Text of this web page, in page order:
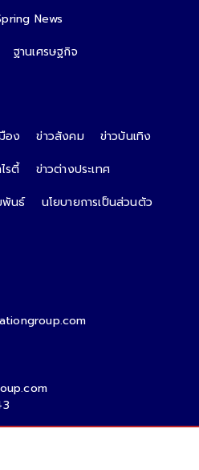
News
ฐานเศรษฐกิจ
อง ข่าวสังคม
ข่าวบันเทิง
รตี้
ข่าวต่างประเทศ
พันธ์ นโยบายการเป็นส่วนตัว